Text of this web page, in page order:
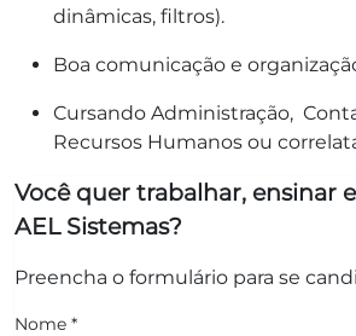
dinâmicas, filtros).
Boa comunicação e
Cursando Administração,
Recursos Humanos ou
Você quer trabalhar, ensinar
AEL Sistemas?
Preencha o formulário para se
Nome *